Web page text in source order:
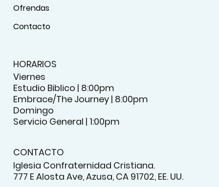
Ofrendas
Contacto
HORARIOS
Viernes
Estudio Biblico | 8:00pm
Embrace/The Journey | 8:00pm
Domingo
Servicio General | 1:00pm
CONTACTO
Iglesia Confraternidad Cristiana.
777 E Alosta Ave, Azusa, CA 91702, EE. UU.